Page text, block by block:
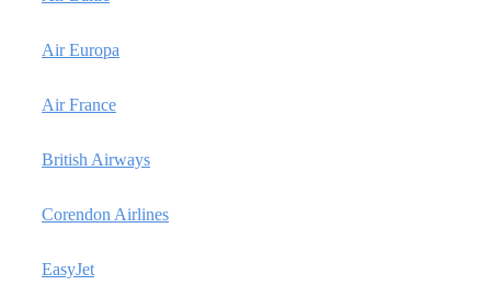
Air Europa
Air France
British Airways
Corendon Airlines
EasyJet